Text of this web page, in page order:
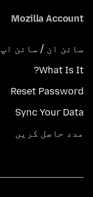
Mozilla Account
سائن ان / سائن اپ
What Is It?
Reset Password
Sync Your Data
مدد حاصل کریں